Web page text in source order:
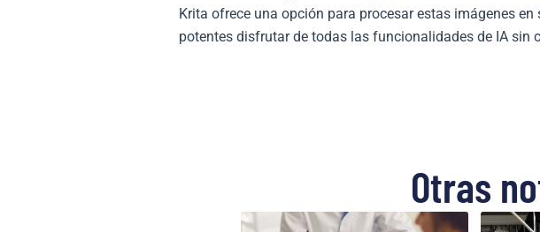
Krita ofrece una opción para procesar estas imágenes
potentes disfrutar de todas las funcionalidades de IA sin
Otras